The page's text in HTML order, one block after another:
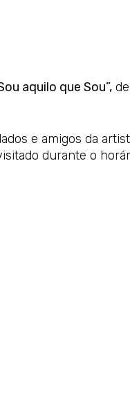
aquilo que Sou”,
e amigos da
durante o